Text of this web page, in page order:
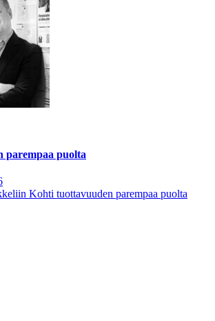
parempaa puolta
Kohti tuottavuuden parempaa puolta